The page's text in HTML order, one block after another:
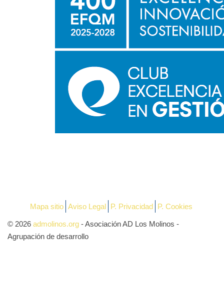
Mapa sitio Aviso Legal P. Privacidad P. Cookies
© 2026 admolinos.org - Asociación AD Los Molinos -
Agrupación de desarrollo